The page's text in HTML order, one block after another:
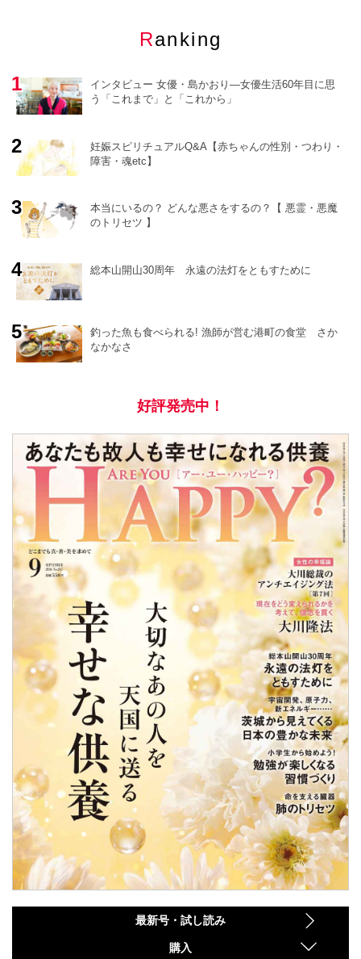
Ranking
インタビュー 女優・島かおり―女優生活60年目に思
う「これまで」と「これから」
妊娠スピリチュアルQ&A【赤ちゃんの性別・つわり・
障害・魂etc】
本当にいるの？ どんな悪さをするの？【 悪霊・悪魔
のトリセツ 】
総本山開山30周年 永遠の法灯をともすために
釣った魚も食べられる! 漁師が営む港町の食堂 さか
なかなさ
好評発売中！
最新号・試し読み
購入